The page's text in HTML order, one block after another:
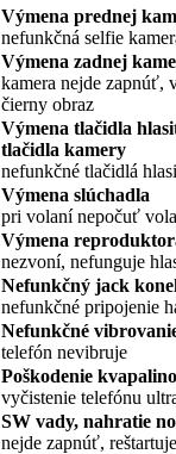
Výmena prednej
nefunkčná selfie
Výmena zadnej
kamera nejde zapnúť,
čierny obraz
Výmena tlačidla
tlačidla kamery
nefunkčné tlačidlá
Výmena slúchadla
pri volaní nepočuť
Výmena
nezvoní, nefunguje
Nefunkčný jack
nefunkčné pripojenie
Nefunkčné
telefón nevibruje
Poškodenie
vyčistenie telefónu
SW vady, nahratie
nejde zapnúť,